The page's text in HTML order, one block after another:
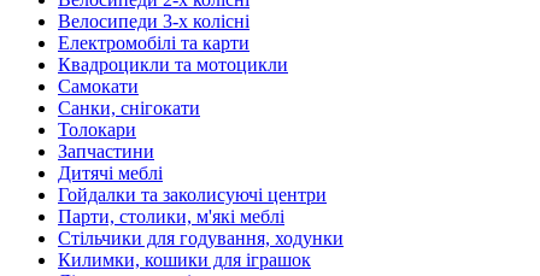
Велосипеди 3-х колісні
Електромобілі та карти
Квадроцикли та мотоцикли
Самокати
Санки, снігокати
Толокари
Запчастини
Дитячі меблі
Гойдалки та заколисуючі центри
Парти, столики, м'які меблі
Стільчики для годування, ходунки
Килимки, кошики для іграшок